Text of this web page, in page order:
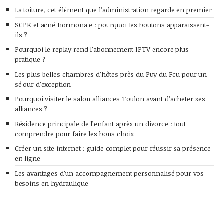
La toiture, cet élément que l’administration regarde en premier
SOPK et acné hormonale : pourquoi les boutons apparaissent-
ils ?
Pourquoi le replay rend l’abonnement IPTV encore plus
pratique ?
Les plus belles chambres d’hôtes près du Puy du Fou pour un
séjour d’exception
Pourquoi visiter le salon alliances Toulon avant d’acheter ses
alliances ?
Résidence principale de l’enfant après un divorce : tout
comprendre pour faire les bons choix
Créer un site internet : guide complet pour réussir sa présence
en ligne
Les avantages d’un accompagnement personnalisé pour vos
besoins en hydraulique